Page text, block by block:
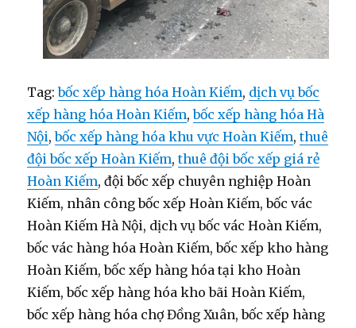
Tag:bốc xếp hàng hóa Hoàn Kiếm, dịch vụ bốc
xếp hàng hóa Hoàn Kiếm,bốc xếp hàng hóa Hà
Nội,bốc xếp hàng hóa khu vực Hoàn Kiếm,thuê
đội bốc xếp Hoàn Kiếm,thuê đội bốc xếp giá rẻ
Hoàn Kiếm, đội bốc xếp chuyên nghiệp Hoàn
Kiếm, nhân công bốc xếp Hoàn Kiếm, bốc vác
Hoàn Kiếm Hà Nội, dịch vụ bốc vác Hoàn Kiếm,
bốc vác hàng hóa Hoàn Kiếm, bốc xếp kho hàng
Hoàn Kiếm, bốc xếp hàng hóa tại kho Hoàn
Kiếm, bốc xếp hàng hóa kho bãi Hoàn Kiếm,
bốc xếp hàng hóa chợ Đồng Xuân, bốc xếp hàng